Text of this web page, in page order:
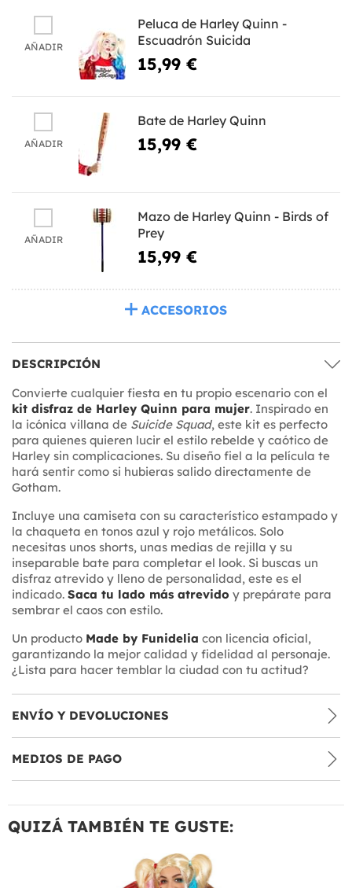
AÑADIR
Peluca de Harley Quinn -
Escuadrón Suicida
15,99 €
AÑADIR
Bate de Harley Quinn
15,99 €
AÑADIR
Mazo de Harley Quinn - Birds of
Prey
15,99 €
ACCESORIOS
DESCRIPCIÓN
Convierte cualquier fiesta en tu propio escenario con el
kit disfraz de Harley Quinn para mujer. Inspirado en
la icónica villana de Suicide Squad, este kit es perfecto
para quienes quieren lucir el estilo rebelde y caótico de
Harley sin complicaciones. Su diseño fiel a la película te
hará sentir como si hubieras salido directamente de
Gotham.
Incluye una camiseta con su característico estampado y
la chaqueta en tonos azul y rojo metálicos. Solo
necesitas unos shorts, unas medias de rejilla y su
inseparable bate para completar el look. Si buscas un
disfraz atrevido y lleno de personalidad, este es el
indicado. Saca tu lado más atrevido y prepárate para
sembrar el caos con estilo.
Un producto Made by Funidelia con licencia oficial,
garantizando la mejor calidad y fidelidad al personaje.
¿Lista para hacer temblar la ciudad con tu actitud?
ENVÍO Y DEVOLUCIONES
MEDIOS DE PAGO
QUIZÁ TAMBIÉN TE GUSTE: